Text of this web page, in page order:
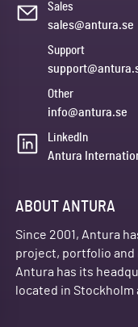
Sales
sales@antura.se
Support
Other
info@antura.se
LinkedIn
Antura
ABOUT ANTURA
Since 2001, Antura
project, portfolio
Antura has its
located in Stockholm